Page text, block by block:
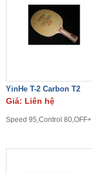
YinHe T-2 Carbon T2
Giá: Liên hệ
Speed 95,Control 80,OFF+